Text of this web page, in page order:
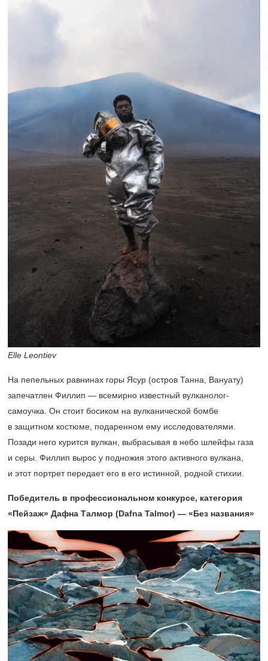
Elle Leontiev
На пепельных равнинах горы Ясур (остров Танна, Вануату)
запечатлен Филлип — всемирно известный вулканолог-
самоучка. Он стоит босиком на вулканической бомбе
в защитном костюме, подаренном ему исследователями.
Позади него курится вулкан, выбрасывая в небо шлейфы газа
и серы. Филлип вырос у подножия этого активного вулкана,
и этот портрет передает его в его истинной, родной стихии.
Победитель в профессиональном конкурсе, категория
«Пейзаж» Дафна Талмор (Dafna Talmor) — «Без названия»